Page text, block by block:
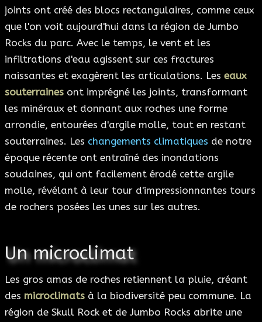
joints ont créé des blocs rectangulaires, comme ceux
que l'on voit aujourd'hui dans la région de Jumbo
Rocks du parc. Avec le temps, le vent et les
infiltrations d'eau agissent sur ces fractures
naissantes et exagèrent les articulations. Les eaux
souterraines ont imprégné les joints, transformant
les minéraux et donnant aux roches une forme
arrondie, entourées d'argile molle, tout en restant
souterraines. Les changements climatiques de notre
époque récente ont entraîné des inondations
soudaines, qui ont facilement érodé cette argile
molle, révélant à leur tour d'impressionnantes tours
de rochers posées les unes sur les autres.
Un microclimat
Les gros amas de roches retiennent la pluie, créant
des microclimats à la biodiversité peu commune. La
région de Skull Rock et de Jumbo Rocks abrite une